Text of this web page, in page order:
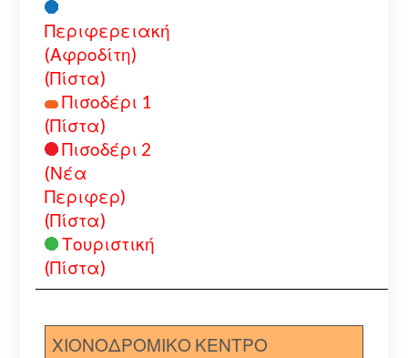
Περιφερειακή
(Αφροδίτη)
(Πίστα)
Πισοδέρι 1
(Πίστα)
Πισοδέρι 2
(Νέα
Περιφερ)
(Πίστα)
Τουριστική
(Πίστα)
ΧΙΟΝΟΔΡΟΜΙΚΟ ΚΕΝΤΡΟ